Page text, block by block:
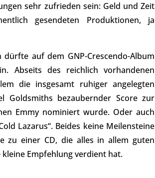
sehr zufrieden sein: Geld und Zeit
gesendeten Produktionen, ja
auf dem GNP-Crescendo-Album
Abseits des reichlich vorhandenen
die insgesamt ruhiger angelegten
Goldsmiths bezaubernder Score zur
Emmy nominiert wurde. Oder auch
Lazarus“. Beides keine Meilensteine
zu einer CD, die alles in allem guten
Empfehlung verdient hat.